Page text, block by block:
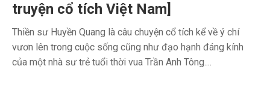
truyện cổ tích Việt Nam]
Thiền sư Huyền Quang là câu chuyện cổ tích kể về ý chí
vươn lên trong cuộc sống cũng như đạo hạnh đáng kính
của một nhà sư trẻ tuổi thời vua Trần Anh Tông....